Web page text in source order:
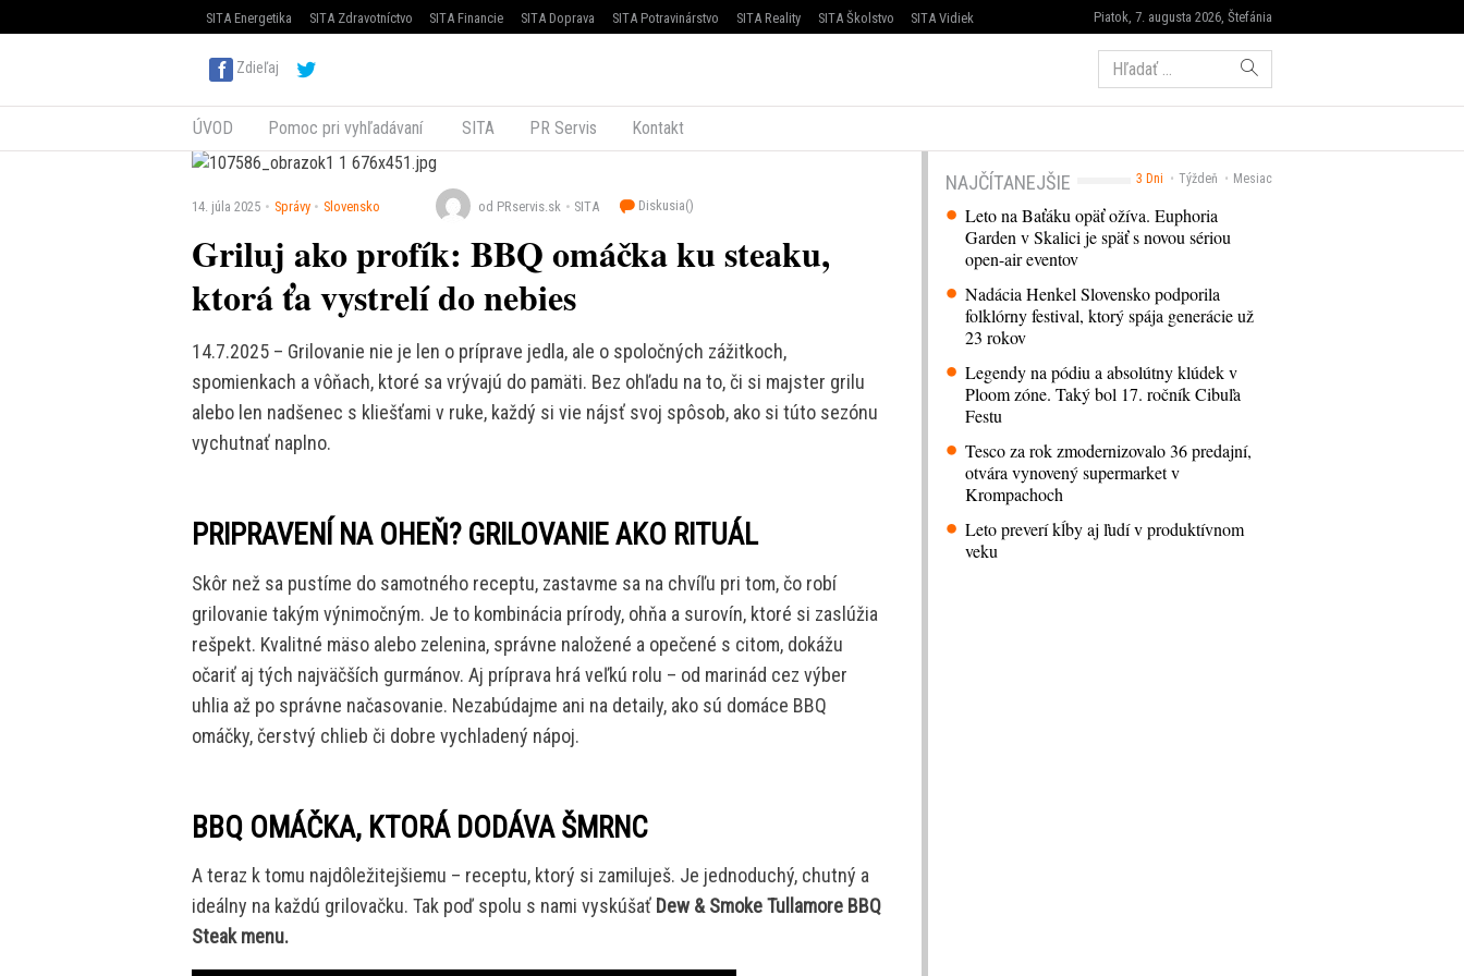
Piatok, 7. augusta 2026, Štefánia
SITA Energetika SITA Zdravotníctvo SITA Financie SITA Doprava SITA Potravinárstvo SITA Reality SITA Školstvo SITA Vidiek
Zdieľaj Hľadať:
ÚVOD Pomoc pri vyhľadávaní SITA PR Servis Kontakt
14. júla 2025 Správy Slovensko od PRservis.sk SITA Diskusia()
Griluj ako profík: BBQ omáčka ku steaku,
ktorá ťa vystrelí do nebies
14.7.2025 – Grilovanie nie je len o príprave jedla, ale o spoločných zážitkoch,
spomienkach a vôňach, ktoré sa vrývajú do pamäti. Bez ohľadu na to, či si majster grilu
alebo len nadšenec s kliešťami v ruke, každý si vie nájsť svoj spôsob, ako si túto sezónu
vychutnať naplno.
PRIPRAVENÍ NA OHEŇ? GRILOVANIE AKO RITUÁL
Skôr než sa pustíme do samotného receptu, zastavme sa na chvíľu pri tom, čo robí
grilovanie takým výnimočným. Je to kombinácia prírody, ohňa a surovín, ktoré si zaslúžia
rešpekt. Kvalitné mäso alebo zelenina, správne naložené a opečené s citom, dokážu
očariť aj tých najväčších gurmánov. Aj príprava hrá veľkú rolu – od marinád cez výber
uhlia až po správne načasovanie. Nezabúdajme ani na detaily, ako sú domáce BBQ
omáčky, čerstvý chlieb či dobre vychladený nápoj.
BBQ OMÁČKA, KTORÁ DODÁVA ŠMRNC
A teraz k tomu najdôležitejšiemu – receptu, ktorý si zamiluješ. Je jednoduchý, chutný a
ideálny na každú grilovačku. Tak poď spolu s nami vyskúšať Dew & Smoke Tullamore BBQ
Steak menu.
3 Dni Týždeň Mesiac
NAJČÍTANEJŠIE
Leto na Baťáku opäť ožíva. Euphoria
Garden v Skalici je späť s novou sériou
open-air eventov
Nadácia Henkel Slovensko podporila
folklórny festival, ktorý spája generácie už
23 rokov
Legendy na pódiu a absolútny klúdek v
Ploom zóne. Taký bol 17. ročník Cibuľa
Festu
Tesco za rok zmodernizovalo 36 predajní,
otvára vynovený supermarket v
Krompachoch
Leto preverí kĺby aj ľudí v produktívnom
veku